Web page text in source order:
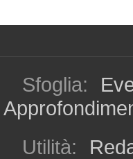
Sfoglia:
Utilità: